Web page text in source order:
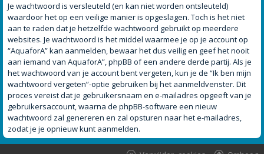
Je wachtwoord is versleuteld (en kan niet worden ontsleuteld)
waardoor het op een veilige manier is opgeslagen. Toch is het niet
aan te raden dat je hetzelfde wachtwoord gebruikt op meerdere
websites. Je wachtwoord is het middel waarmee je op je account op
“AquaforA” kan aanmelden, bewaar het dus veilig en geef het nooit
aan iemand van AquaforA”, phpBB of een andere derde partij. Als je
het wachtwoord van je account bent vergeten, kun je de “Ik ben mijn
wachtwoord vergeten”-optie gebruiken bij het aanmeldvenster. Dit
proces vereist dat je gebruikersnaam en e-mailadres opgeeft van je
gebruikersaccount, waarna de phpBB-software een nieuw
wachtwoord zal genereren en zal opsturen naar het e-mailadres,
zodat je je opnieuw kunt aanmelden.